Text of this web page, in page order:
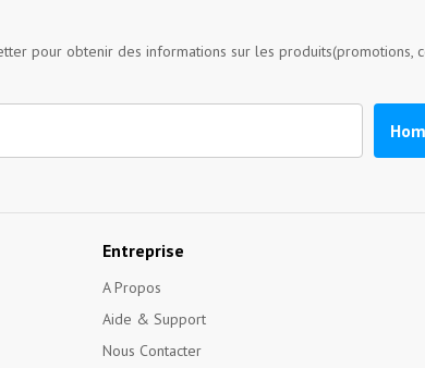
pour obtenir des informations sur les produits(promotions,
Entreprise
A Propos
Aide & Support
Nous Contacter